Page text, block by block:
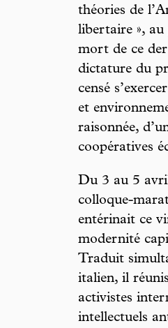
théories de
libertaire », au
mort de ce
dictature du
censé
et
raisonnée,
coopératives
Du 3 au 5
colloque-
entérinait ce
modernité
Traduit
italien, il
activistes
intellectuels